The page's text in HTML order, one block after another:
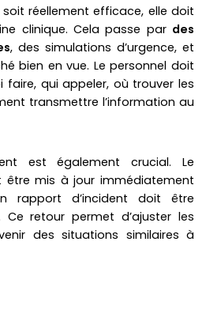
réellement efficace, elle doit
clinique. Cela passe par des
, des simulations d’urgence, et
bien en vue. Le personnel doit
qui appeler, où trouver les
transmettre l’information au
est également crucial. Le
mis à jour immédiatement
rapport d’incident doit être
Ce retour permet d’ajuster les
des situations similaires à